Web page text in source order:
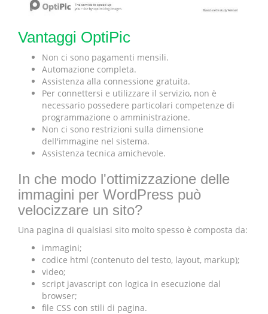
Vantaggi OptiPic
Non ci sono pagamenti mensili.
Automazione completa.
Assistenza alla connessione gratuita.
Per connettersi e utilizzare il servizio, non è
necessario possedere particolari competenze di
programmazione o amministrazione.
Non ci sono restrizioni sulla dimensione
dell'immagine nel sistema.
Assistenza tecnica amichevole.
In che modo l'ottimizzazione delle
immagini per WordPress può
velocizzare un sito?
Una pagina di qualsiasi sito molto spesso è composta da:
immagini;
codice html (contenuto del testo, layout, markup);
video;
script javascript con logica in esecuzione dal
browser;
file CSS con stili di pagina.